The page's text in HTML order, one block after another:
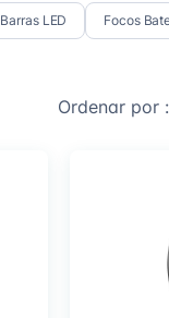
Barras LED Focos
Ordenar por :